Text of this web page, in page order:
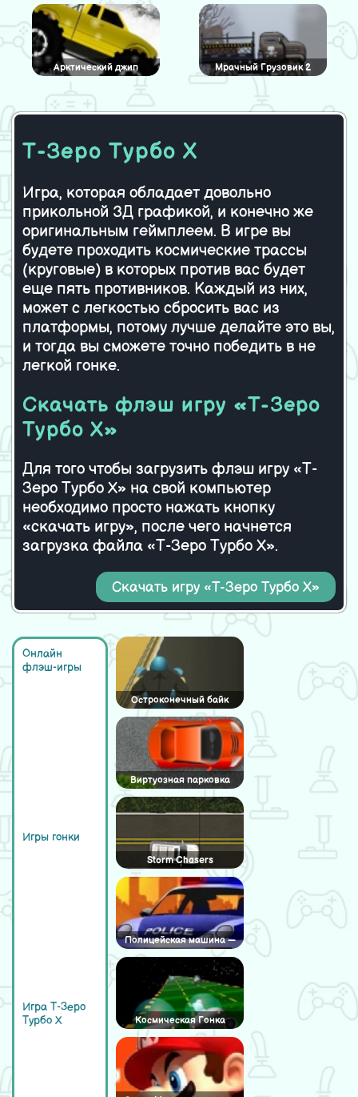
Онлайн
флэш-игры
Игры гонки
Игра Т-Зеро
Турбо Х
Остроконечный байк
Виртуозная парковка
Storm Chasers
Полицейская машина —
разрушитель
Космическая Гонка
Арктический джип Мрачный Грузовик 2
Гонщик Порше
Парковка автомобиля
полиции
Гонки на Мини Купере
Т-Зеро Турбо Х
Игра, которая обладает довольно
прикольной 3Д графикой, и конечно же
оригинальным геймплеем. В игре вы
будете проходить космические трассы
(круговые) в которых против вас будет
еще пять противников. Каждый из них,
может с легкостью сбросить вас из
платформы, потому лучше делайте это вы,
и тогда вы сможете точно победить в не
легкой гонке.
Скачать флэш игру «Т-Зеро
Турбо Х»
Для того чтобы загрузить флэш игру «Т-
Зеро Турбо Х» на свой компьютер
необходимо просто нажать кнопку
«скачать игру», после чего начнется
загрузка файла «Т-Зеро Турбо Х».
Скачать игру «Т-Зеро Турбо Х»